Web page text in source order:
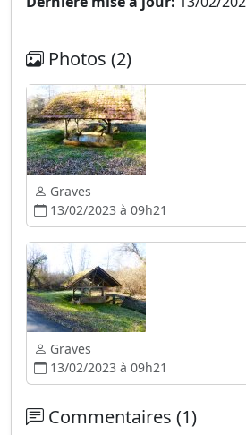
Photos (2)
Graves
13/02/2023 à 09h21
Graves
13/02/2023 à 09h21
Commentaires (1)